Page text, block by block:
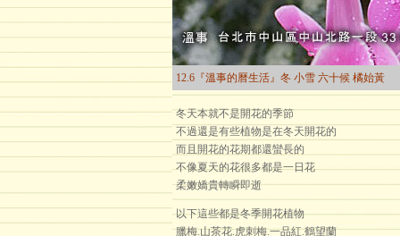
12.6『溫事的曆生活』冬 小雪 六十候 橘始黃
冬天本就不是開花的季節
不過還是有些植物是在冬天開花的
而且開花的花期都還蠻長的
不像夏天的花很多都是一日花
柔嫩嬌貴轉瞬即逝
以下這些都是冬季開花植物
臘梅.山茶花.虎刺梅.一品紅.鶴望蘭